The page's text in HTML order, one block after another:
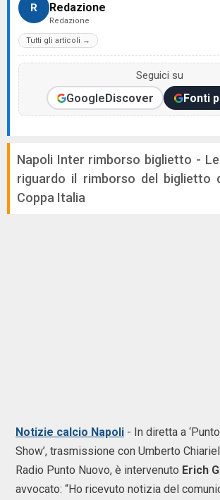
R Redazione
Redazione
Tutti gli articoli →
Seguici su
GoogleDiscover Fonti
Napoli Inter rimborso biglietto -
riguardo il rimborso del biglietto
Coppa Italia
Notizie calcio Napoli - In diretta a
Show’, trasmissione con Umberto
Radio Punto Nuovo, è intervenuto Erich
avvocato: “Ho ricevuto notizia del